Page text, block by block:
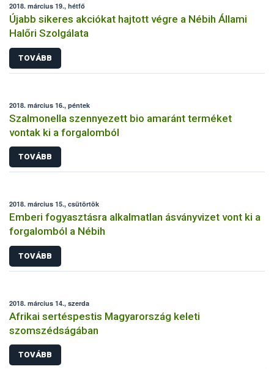
2018. március 19., hétfő
Újabb sikeres akciókat hajtott végre a Nébih Állami
Halőri Szolgálata
TOVÁBB
2018. március 16., péntek
Szalmonella szennyezett bio amaránt terméket
vontak ki a forgalomból
TOVÁBB
2018. március 15., csütörtök
Emberi fogyasztásra alkalmatlan ásványvizet vont ki a
forgalomból a Nébih
TOVÁBB
2018. március 14., szerda
Afrikai sertéspestis Magyarország keleti
szomszédságában
TOVÁBB